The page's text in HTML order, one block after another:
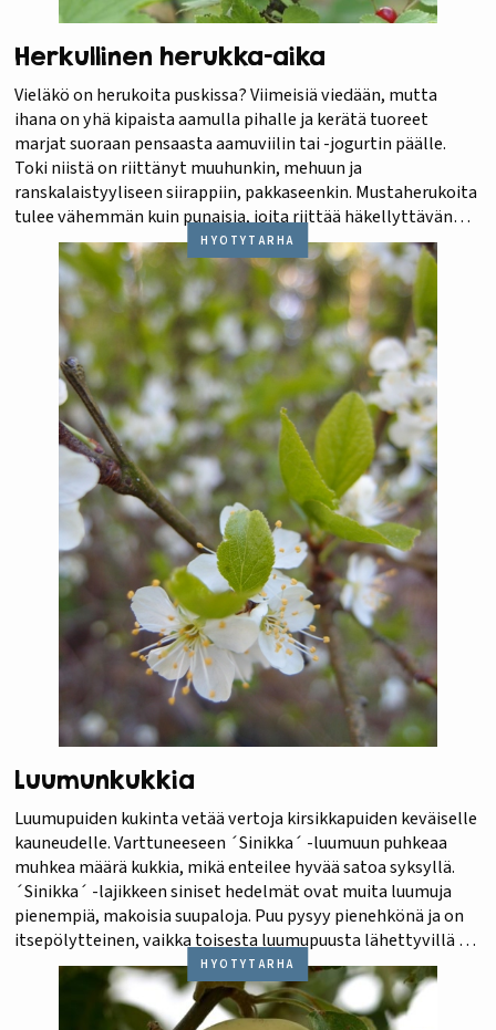
Herkullinen herukka-aika
Vieläkö on herukoita puskissa? Viimeisiä viedään, mutta
ihana on yhä kipaista aamulla pihalle ja kerätä tuoreet
marjat suoraan pensaasta aamuviilin tai -jogurtin päälle.
Toki niistä on riittänyt muuhunkin, mehuun ja
ranskalaistyyliseen siirappiin, pakkaseenkin. Mustaherukoita
tulee vähemmän kuin punaisia, joita riittää häkellyttävän
paljon muutamastakin pensaasta. Oma suosikkini on
kuitenkin valkoherukka, jossa on todella hienostunut maku.
Niitä…
HYÖTYTARHA
Luumunkukkia
Luumupuiden kukinta vetää vertoja kirsikkapuiden keväiselle
kauneudelle. Varttuneeseen ´Sinikka´ -luumuun puhkeaa
muhkea määrä kukkia, mikä enteilee hyvää satoa syksyllä.
´Sinikka´ -lajikkeen siniset hedelmät ovat muita luumuja
pienempiä, makoisia suupaloja. Puu pysyy pienehkönä ja on
itsepölytteinen, vaikka toisesta luumupuusta lähettyvillä voi
olla lisähyötyä sadon määrälle. Tästä luumusta saa
pienellekin pihalle samalla kertaa sekä hyöty- että
HYÖTYTARHA